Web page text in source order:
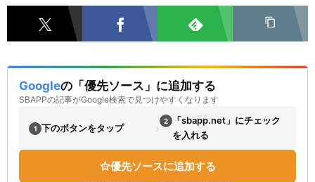
Googleの「優先ソース」に追加する
SBAPPの記事がGoogle検索で見つけやすくなります
1 下のボタンをタップ › 2
「sbapp.net」にチェック
を入れる
優先ソースに追加する